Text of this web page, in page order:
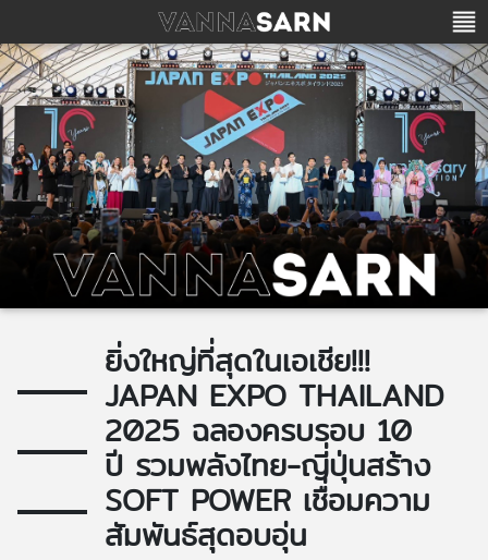
ยิ่งใหญ่ที่สุดในเอเชีย!!!
JAPAN EXPO THAILAND
2025 ฉลองครบรอบ 10
ปี รวมพลังไทย-ญี่ปุ่นสร้าง
SOFT POWER เชื่อมความ
สัมพันธ์สุดอบอุ่น